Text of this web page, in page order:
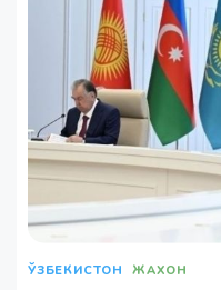
ЎЗБЕКИСТОН ЖАХОН